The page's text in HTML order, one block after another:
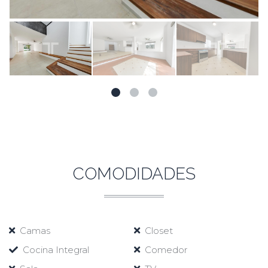
COMODIDADES
Camas
Closet
Cocina Integral
Comedor